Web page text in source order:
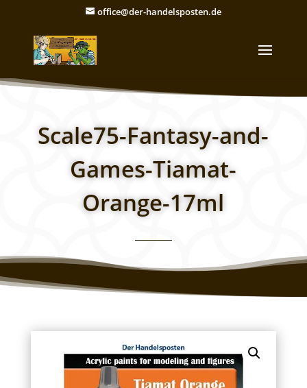
office@der-handelsposten.de
Scale75-Fantasy-and-
Games-Tiamat-
Orange-17ml